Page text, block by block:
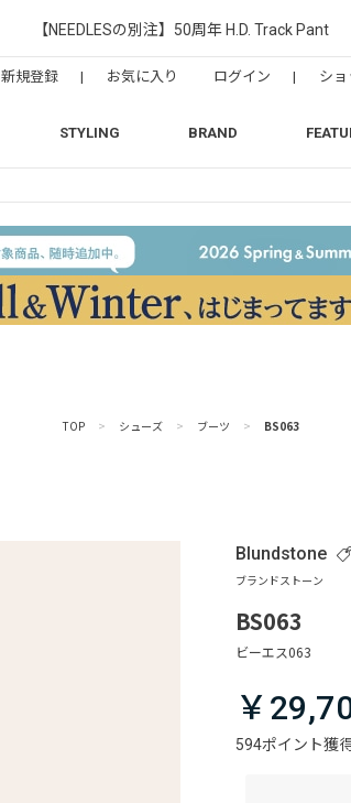
【NEEDLESの別注】50周年 H.D. Track Pant
STYLING BRAND
新規登録 | お気に入り ログイン | ショ
TOP > シューズ > ブーツ > BS063
Blundstone
BS063
594ポイント獲
￥